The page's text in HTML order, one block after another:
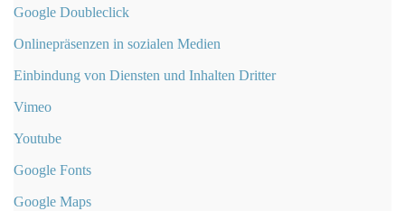
Google Doubleclick
Onlinepräsenzen in sozialen Medien
Einbindung von Diensten und Inhalten Dritter
Vimeo
Youtube
Google Fonts
Google Maps